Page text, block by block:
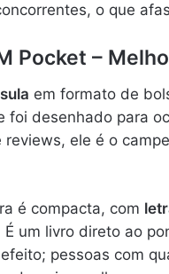
o que
Pocket –
em formato de
foi desenhado para
reviews, ele é o
é compacta, com
É um livro direto ao
pessoas com